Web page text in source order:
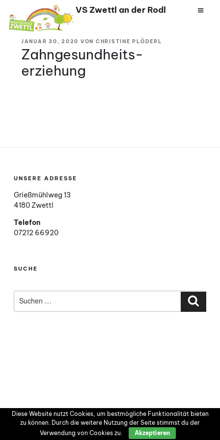
Inhalt
springen
VS Zwettl an der Rodl
VERÖFFENTLICHT
JANUAR 30, 2020 VON CHRISTINE PLÖDERL
Zahngesundheits-
erziehung
UNSERE ADRESSE
Grießmühlweg 13
4180 Zwettl
Telefon
07212 66920
SUCHE
Suchen
nach:
Diese Website nutzt Cookies, um bestmögliche Funktionalität bieten
zu können. Durch die weitere Nutzung der Seite stimmst du der
Verwendung von Cookies zu.
Akzeptieren